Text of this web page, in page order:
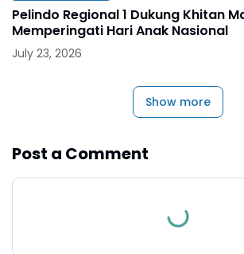
Pelindo Regional 1 Dukung Khitan
Memperingati Hari Anak Nasional
July 23, 2026
Show more
Post a Comment